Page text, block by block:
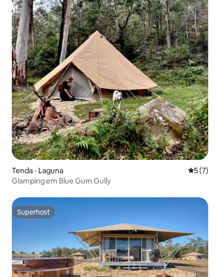
Tenda ⋅ Laguna 5 de
5 (7)
Glamping em Blue Gum Gully
Superhost
Superhost